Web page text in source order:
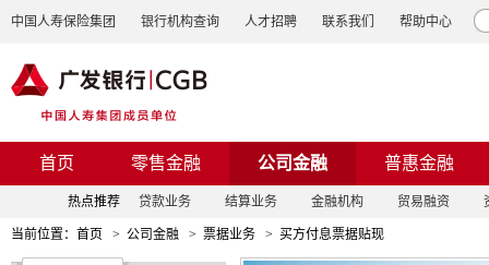
中国人寿保险集团 银行机构查询 人才招聘 联系我们 帮助中心
首页 零售金融 公司金融 普惠金融
热点推荐 贷款业务 结算业务 金融机构 贸易融资
当前位置： 首页 > 公司金融 > 票据业务 > 买方付息票据贴现